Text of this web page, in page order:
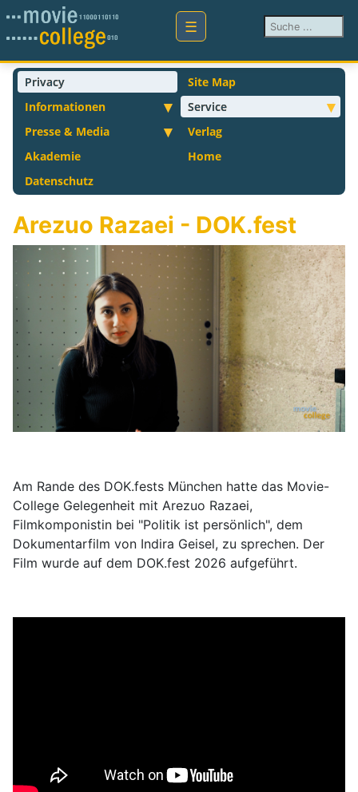
Suchen ...
Privacy
Site Map
Informationen
Service
Presse & Media
Verlag
Akademie
Home
Datenschutz
Arezuo Razaei - DOK.fest
Am Rande des DOK.fests München hatte das Movie-
College Gelegenheit mit Arezuo Razaei,
Filmkomponistin bei "Politik ist persönlich", dem
Dokumentarfilm von Indira Geisel, zu sprechen. Der
Film wurde auf dem DOK.fest 2026 aufgeführt.